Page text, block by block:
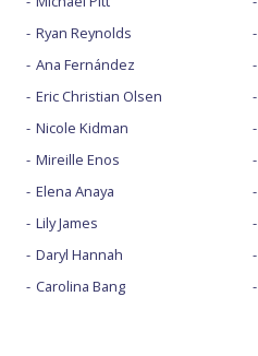
Ryan Reynolds
Ana Fernández
Eric Christian Olsen
Nicole Kidman
Mireille Enos
Elena Anaya
Lily James
Daryl Hannah
Carolina Bang